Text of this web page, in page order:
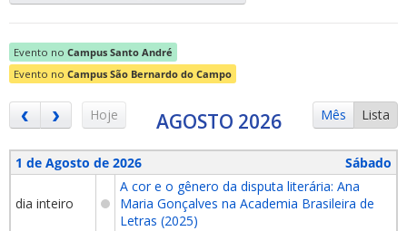
Evento no Campus Santo André
Evento no Campus São Bernardo do Campo
Hoje Mês Lista
AGOSTO 2026
1 de Agosto de 2026 Sábado
dia inteiro
A cor e o gênero da disputa literária: Ana
Maria Gonçalves na Academia Brasileira de
Letras (2025)